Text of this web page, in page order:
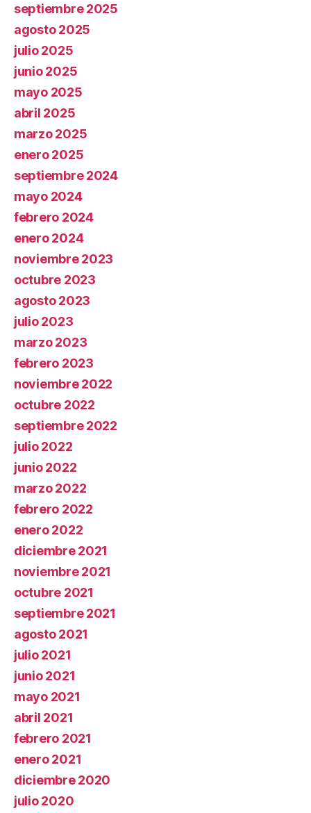
septiembre 2025
agosto 2025
julio 2025
junio 2025
mayo 2025
abril 2025
marzo 2025
enero 2025
septiembre 2024
mayo 2024
febrero 2024
enero 2024
noviembre 2023
octubre 2023
agosto 2023
julio 2023
marzo 2023
febrero 2023
noviembre 2022
octubre 2022
septiembre 2022
julio 2022
junio 2022
marzo 2022
febrero 2022
enero 2022
diciembre 2021
noviembre 2021
octubre 2021
septiembre 2021
agosto 2021
julio 2021
junio 2021
mayo 2021
abril 2021
febrero 2021
enero 2021
diciembre 2020
julio 2020